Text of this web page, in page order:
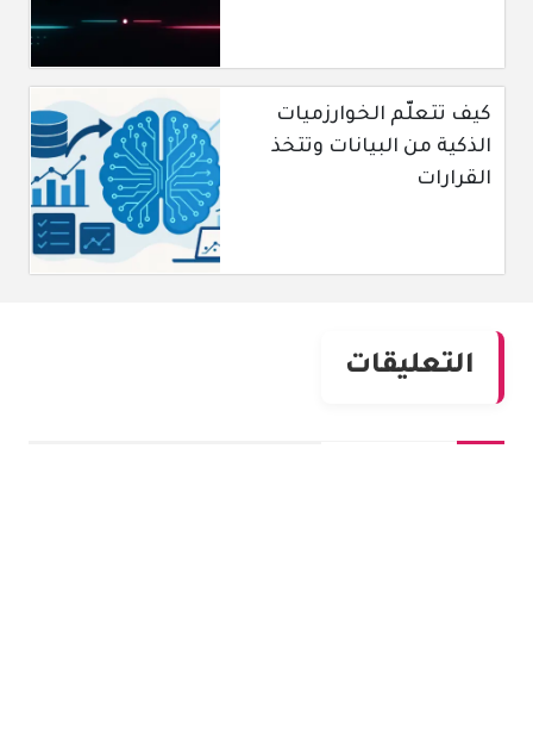
كيف تتعلّم الخوارزميات
الذكية من البيانات وتتخذ
القرارات
التعليقات